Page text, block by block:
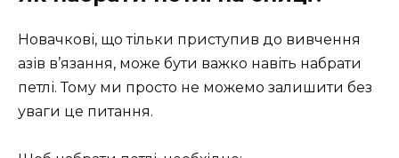
Новачкові, що тільки приступив до вивчення
азів в’язання, може бути важко навіть набрати
петлі. Тому ми просто не можемо залишити без
уваги це питання.